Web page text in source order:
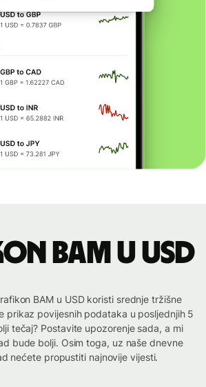
BAM u USD
BAM u USD koristi srednje tržišne
prikaz povijesnih podataka u posljednjih 5
tečaj? Postavite upozorenje sada, a mi
bude bolji. Osim toga, uz naše dnevne
nećete propustiti najnovije vijesti.